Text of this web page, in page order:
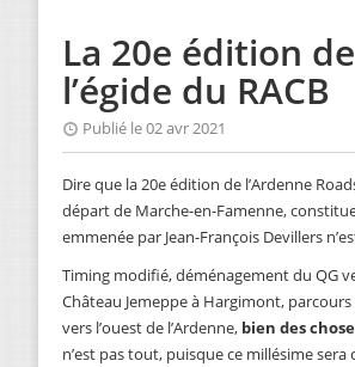
La 20e édition
l’égide du RACB
Publié le 02 avr 2021
Dire que la 20e édition de l’Ardenne
départ de Marche-en-Famenne,
emmenée par Jean-François Devillers
Timing modifié, déménagement du QG
Château Jemeppe à Hargimont,
vers l’ouest de l’Ardenne, bien des
n’est pas tout, puisque ce millésime sera